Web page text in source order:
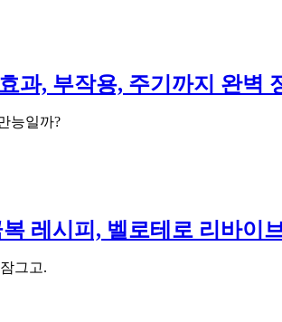
과, 부작용, 주기까지 완벽
능일까?
레시피, 벨로테로 리바이
그고.